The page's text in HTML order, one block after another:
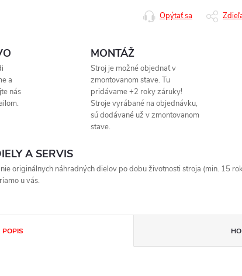
Opýtať sa
a
nás
MONTÁŽ
Stroj je možné objednať v
zmontovanom stave. Tu
pridávame +2 roky záruky!
Stroje vyrábané na objednávku,
sú dodávané už v zmontovanom
stave.
A SERVIS
originálnych náhradných dielov po dobu životnosti stroja (min. 15
u vás.
POPIS